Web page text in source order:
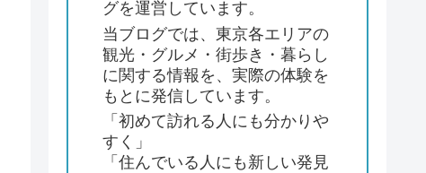
グを運営しています。
当ブログでは、東京各エリアの
観光・グルメ・街歩き・暮らし
に関する情報を、実際の体験を
もとに発信しています。
「初めて訪れる人にも分かりや
すく」
「住んでいる人にも新しい発見